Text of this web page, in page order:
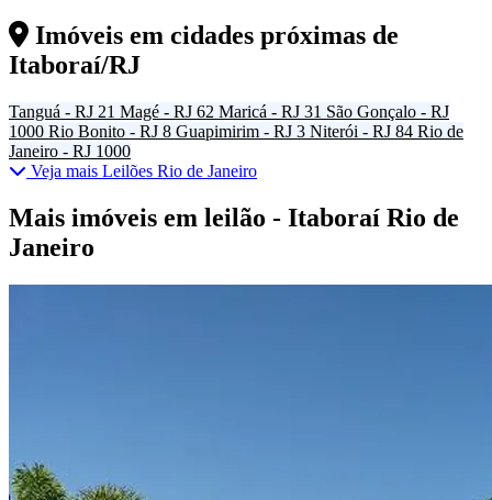
Imóveis em cidades próximas de
Itaboraí/RJ
Tanguá - RJ 21 Magé - RJ 62 Maricá - RJ 31 São Gonçalo - RJ
1000 Rio Bonito - RJ 8 Guapimirim - RJ 3 Niterói - RJ 84 Rio de
Janeiro - RJ 1000
Veja mais Leilões Rio de Janeiro
Mais imóveis em leilão - Itaboraí Rio de
Janeiro